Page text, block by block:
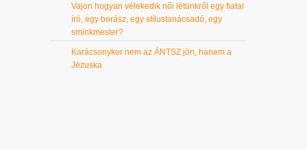
Vajon hogyan vélekedik női létünkről egy fiatal
író, egy borász, egy stílustanácsadó, egy
sminkmester?
Karácsonykor nem az ÁNTSZ jön, hanem a
Jézuska